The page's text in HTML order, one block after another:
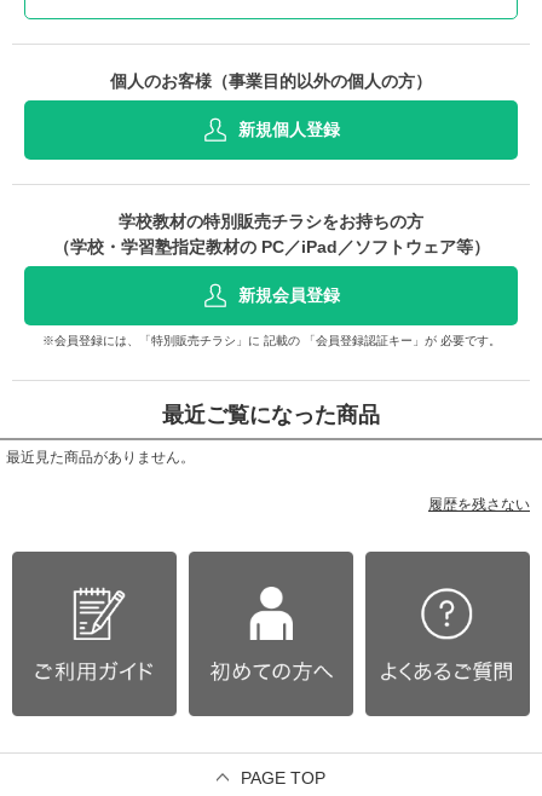
個人のお客様（事業目的以外の個人の方）
新規個人登録
学校教材の特別販売チラシをお持ちの方
（学校・学習塾指定教材の PC／iPad／ソフトウェア等）
新規会員登録
※会員登録には、「特別販売チラシ」に 記載の 「会員登録認証キー」が 必要です。
最近ご覧になった商品
最近見た商品がありません。
履歴を残さない
PAGE TOP